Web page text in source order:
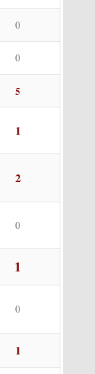
0
0
5
1
2
0
1
0
1